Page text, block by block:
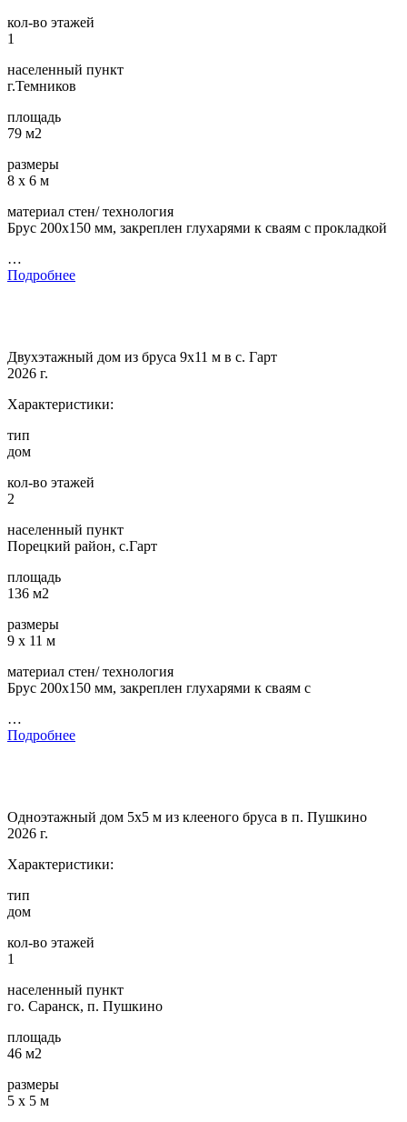
кол-во этажей
1
населенный пункт
г.Темников
площадь
79 м2
размеры
8 х 6 м
материал стен/ технология
Брус 200х150 мм, закреплен глухарями к сваям с прокладкой
…
Подробнее
Двухэтажный дом из бруса 9х11 м в с. Гарт
2026 г.
Характеристики:
тип
дом
кол-во этажей
2
населенный пункт
Порецкий район, с.Гарт
площадь
136 м2
размеры
9 х 11 м
материал стен/ технология
Брус 200х150 мм, закреплен глухарями к сваям с
…
Подробнее
Одноэтажный дом 5х5 м из клееного бруса в п. Пушкино
2026 г.
Характеристики:
тип
дом
кол-во этажей
1
населенный пункт
го. Саранск, п. Пушкино
площадь
46 м2
размеры
5 х 5 м